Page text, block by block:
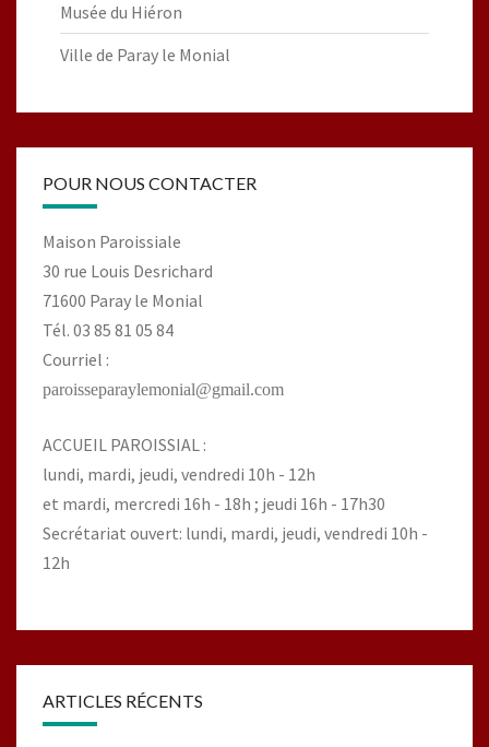
Musée du Hiéron
Ville de Paray le Monial
POUR NOUS CONTACTER
Maison Paroissiale
30 rue Louis Desrichard
71600 Paray le Monial
Tél. 03 85 81 05 84
Courriel :
paroisseparaylemonial@gmail.com
ACCUEIL PAROISSIAL :
lundi, mardi, jeudi, vendredi 10h - 12h
et mardi, mercredi 16h - 18h ; jeudi 16h - 17h30
Secrétariat ouvert: lundi, mardi, jeudi, vendredi 10h -
12h
ARTICLES RÉCENTS